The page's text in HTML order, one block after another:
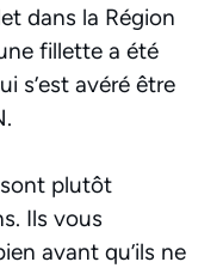
dans la Région
fillette a été
s’est avéré être
sont plutôt
Ils vous
avant qu’ils ne